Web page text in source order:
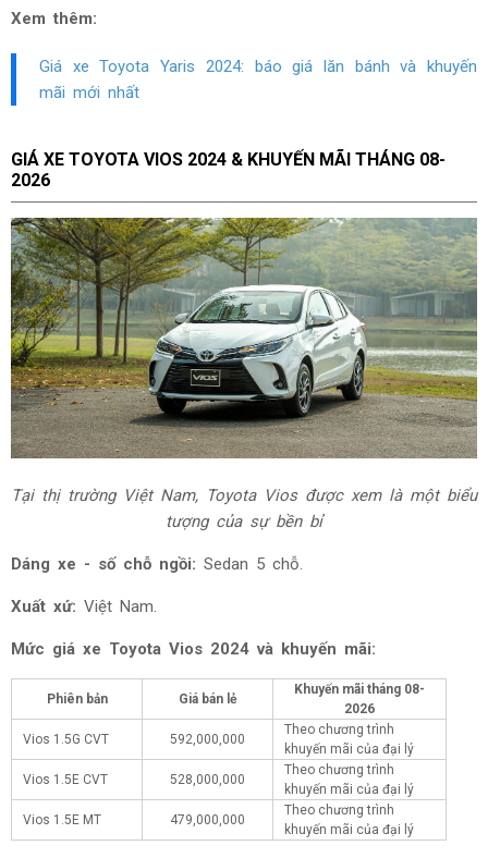
Xem thêm:
Giá xe Toyota Yaris 2024: báo giá lăn bánh và khuyến
mãi mới nhất
GIÁ XE TOYOTA VIOS 2024 & KHUYẾN MÃI THÁNG 08-
2026
Tại thị trường Việt Nam, Toyota Vios được xem là một biểu
tượng của sự bền bỉ
Dáng xe - số chỗ ngồi: Sedan 5 chỗ.
Xuất xứ: Việt Nam.
Mức giá xe Toyota Vios 2024 và khuyến mãi:
Phiên bản Giá bán lẻ
Khuyến mãi tháng 08-
2026
Vios 1.5G CVT
592,000,000
Theo chương trình
khuyến mãi của đại lý
Vios 1.5E CVT
528,000,000
Theo chương trình
khuyến mãi của đại lý
Vios 1.5E MT
479,000,000
Theo chương trình
khuyến mãi của đại lý